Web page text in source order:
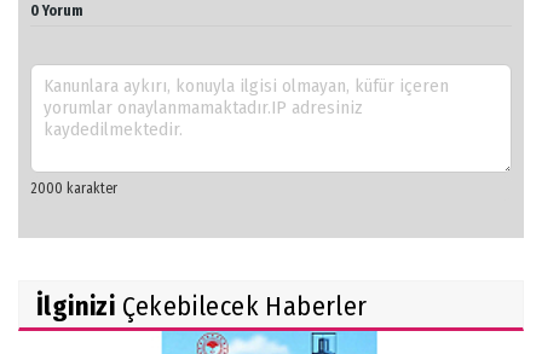
0 Yorum
İlginizi Çekebilecek Haberler